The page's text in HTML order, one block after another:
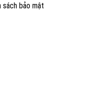
sách bảo mật